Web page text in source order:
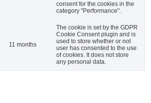
consent for the cookies in the
category "Performance".
11 months
The cookie is set by the GDPR
Cookie Consent plugin and is
used to store whether or not
user has consented to the use
of cookies. It does not store
any personal data.